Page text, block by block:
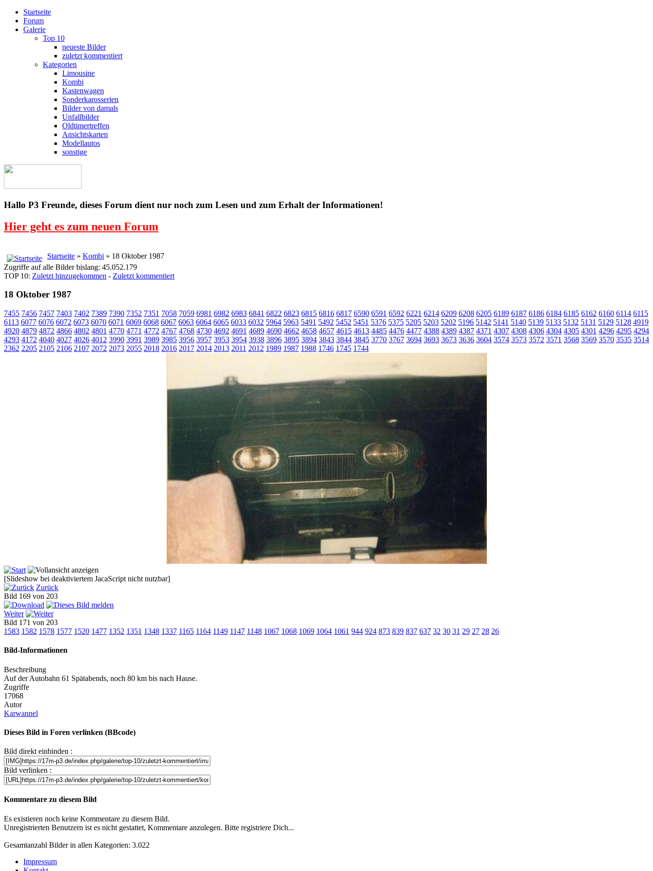
Startseite
Forum
Galerie
Top 10
neueste Bilder
zuletzt kommentiert
Kategorien
Limousine
Kombi
Kastenwagen
Sonderkarosserien
Bilder von damals
Unfallbilder
Oldtimertreffen
Ansichtskarten
Modellautos
sonstige
Hallo P3 Freunde, dieses Forum dient nur noch zum Lesen und zum Erhalt der Informationen!
Hier geht es zum neuen Forum
Startseite » Kombi » 18 Oktober 1987
Zugriffe auf alle Bilder bislang: 45.052.179
TOP 10: Zuletzt hinzugekommen - Zuletzt kommentiert
18 Oktober 1987
7455 7456 7457 7403 7402 7389 7390 7352 7351 7058 7059 6981 6982 6983 6841 6822 6823 6815 6816 6817 6590 6591 6592 6221 6214 6209 6208 6205 6189 6187 6186 6184 6185 6162 6160 6114 6115
6113 6077 6076 6072 6073 6070 6071 6069 6068 6067 6063 6064 6065 6033 6032 5964 5963 5491 5492 5452 5451 5376 5375 5205 5203 5202 5196 5142 5141 5140 5139 5133 5132 5131 5129 5128 4919
4920 4879 4872 4866 4802 4801 4770 4771 4772 4767 4768 4730 4692 4691 4689 4690 4662 4658 4657 4615 4613 4485 4476 4477 4388 4389 4387 4371 4307 4308 4306 4304 4305 4301 4296 4295 4294
4293 4172 4040 4027 4026 4012 3990 3991 3989 3985 3956 3957 3953 3954 3938 3896 3895 3894 3843 3844 3845 3770 3767 3694 3693 3673 3636 3604 3574 3573 3572 3571 3568 3569 3570 3535 3514
2362 2205 2105 2106 2107 2072 2073 2055 2018 2016 2017 2014 2013 2011 2012 1989 1987 1988 1746 1745 1744
[Slideshow bei deaktiviertem JacaScript nicht nutzbar]
Zurück
Bild 169 von 203
Weiter
Bild 171 von 203
1583 1582 1578 1577 1520 1477 1352 1351 1348 1337 1165 1164 1149 1147 1148 1067 1068 1069 1064 1061 944 924 873 839 837 637 32 30 31 29 27 28 26
Bild-Informationen
Beschreibung
Auf der Autobahn 61 Spätabends, noch 80 km bis nach Hause.
Zugriffe
17068
Autor
Karwannel
Dieses Bild in Foren verlinken (BBcode)
Bild direkt einbinden :
Bild verlinken :
Kommentare zu diesem Bild
Es existieren noch keine Kommentare zu diesem Bild.
Unregistrierten Benutzern ist es nicht gestattet, Kommentare anzulegen. Bitte registriere Dich...
Gesamtanzahl Bilder in allen Kategorien: 3.022
Impressum